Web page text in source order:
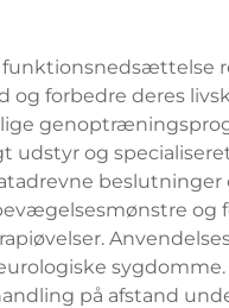
og forbedre deres
udstyr og
beslutninger
på afstand